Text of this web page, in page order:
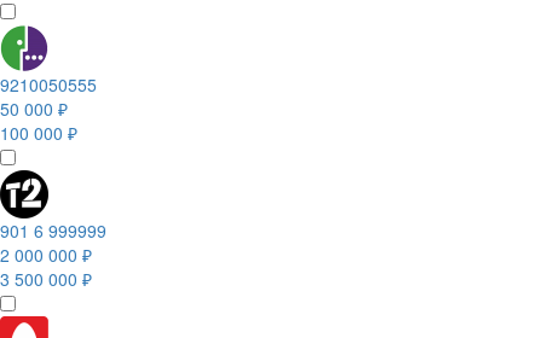
9210050555
50 000 ₽
100 000 ₽
901 6 999999
2 000 000 ₽
3 500 000 ₽